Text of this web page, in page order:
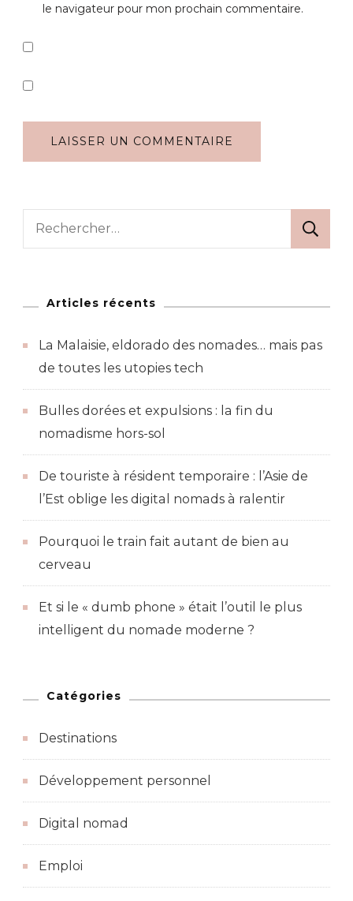
le navigateur pour mon prochain commentaire.
Rechercher :
Articles récents
La Malaisie, eldorado des nomades… mais pas
de toutes les utopies tech
Bulles dorées et expulsions : la fin du
nomadisme hors-sol
De touriste à résident temporaire : l’Asie de
l’Est oblige les digital nomads à ralentir
Pourquoi le train fait autant de bien au
cerveau
Et si le « dumb phone » était l’outil le plus
intelligent du nomade moderne ?
Catégories
Destinations
Développement personnel
Digital nomad
Emploi